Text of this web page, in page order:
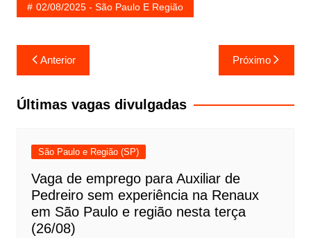
02/08/2025 - São Paulo E Região
Navegação
de
Post
Anterior Próximo
Últimas vagas divulgadas
São Paulo e Região (SP)
Vaga de emprego para Auxiliar de
Pedreiro sem experiência na Renaux
em São Paulo e região nesta terça
(26/08)